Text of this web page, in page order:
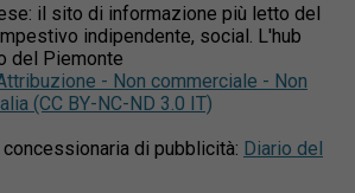
il sito di informazione più letto del
indipendente, social. L'hub
del Piemonte
- Non commerciale - Non
(CC BY-NC-ND 3.0 IT)
di pubblicità: Diario del